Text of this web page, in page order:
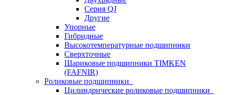
Серия QJ
Другие
Упорные
Гибридные
Высокотемпературные подшипники
Сверхточные
Шариковые подшипники TIMKEN
(FAFNIR)
Роликовые подшипники
Цилиндрические роликовые подшипники